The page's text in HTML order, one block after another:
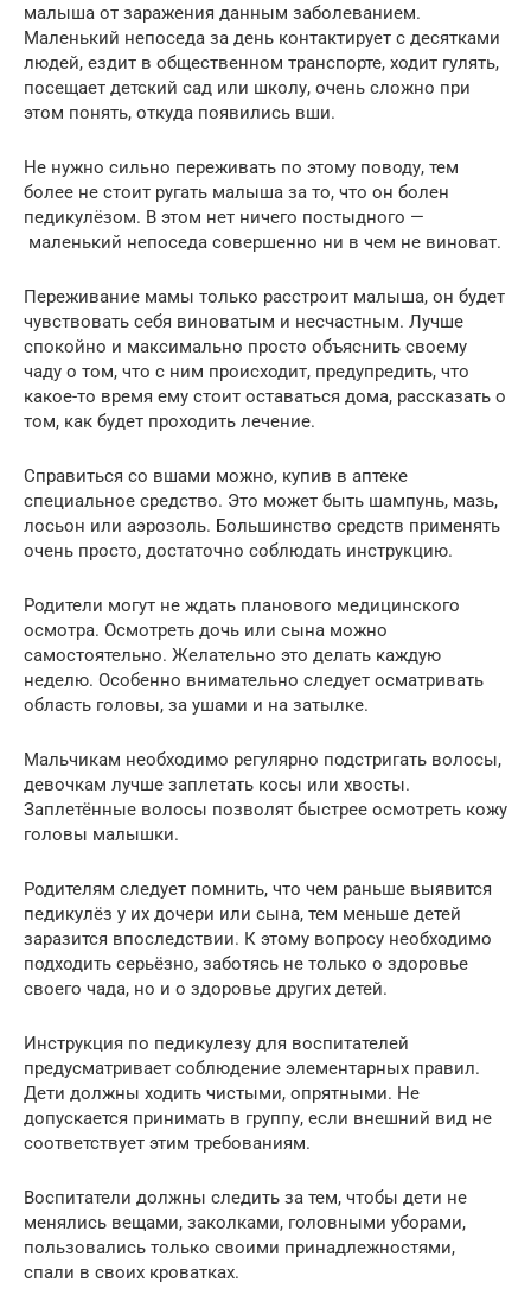
малыша от заражения данным заболеванием.
Маленький непоседа за день контактирует с десятками
людей, ездит в общественном транспорте, ходит гулять,
посещает детский сад или школу, очень сложно при
этом понять, откуда появились вши.
Не нужно сильно переживать по этому поводу, тем
более не стоит ругать малыша за то, что он болен
педикулёзом. В этом нет ничего постыдного —
маленький непоседа совершенно ни в чем не виноват.
Переживание мамы только расстроит малыша, он будет
чувствовать себя виноватым и несчастным. Лучше
спокойно и максимально просто объяснить своему
чаду о том, что с ним происходит, предупредить, что
какое-то время ему стоит оставаться дома, рассказать о
том, как будет проходить лечение.
Справиться со вшами можно, купив в аптеке
специальное средство. Это может быть шампунь, мазь,
лосьон или аэрозоль. Большинство средств применять
очень просто, достаточно соблюдать инструкцию.
Родители могут не ждать планового медицинского
осмотра. Осмотреть дочь или сына можно
самостоятельно. Желательно это делать каждую
неделю. Особенно внимательно следует осматривать
область головы, за ушами и на затылке.
Мальчикам необходимо регулярно подстригать волосы,
девочкам лучше заплетать косы или хвосты.
Заплетённые волосы позволят быстрее осмотреть кожу
головы малышки.
Родителям следует помнить, что чем раньше выявится
педикулёз у их дочери или сына, тем меньше детей
заразится впоследствии. К этому вопросу необходимо
подходить серьёзно, заботясь не только о здоровье
своего чада, но и о здоровье других детей.
Инструкция по педикулезу для воспитателей
предусматривает соблюдение элементарных правил.
Дети должны ходить чистыми, опрятными. Не
допускается принимать в группу, если внешний вид не
соответствует этим требованиям.
Воспитатели должны следить за тем, чтобы дети не
менялись вещами, заколками, головными уборами,
пользовались только своими принадлежностями,
спали в своих кроватках.